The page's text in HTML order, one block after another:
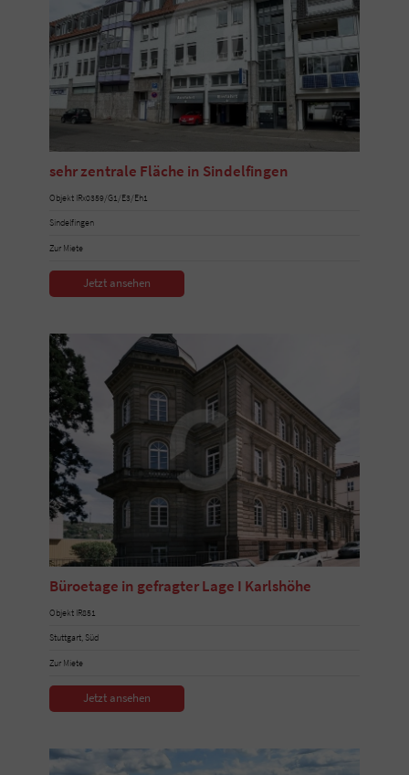
sehr zentrale Fläche in Sindelfingen
Objekt IRx0359/G1/E3/Eh1
Sindelfingen
Zur Miete
Jetzt ansehen
Büroetage in gefragter Lage I Karlshöhe
Objekt IR851
Stuttgart, Süd
Zur Miete
Jetzt ansehen